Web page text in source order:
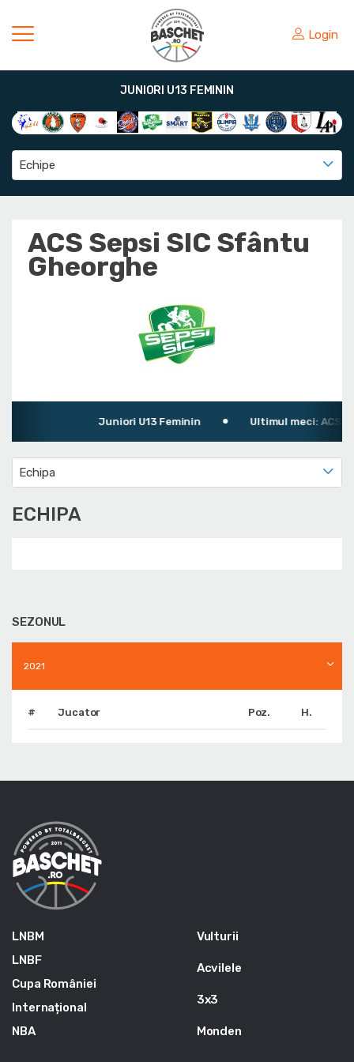
Login
JUNIORI U13 FEMININ
Echipe
ACS Sepsi SIC Sfântu
Gheorghe
Juniori U13 Feminin Ultimul meci: ACS
Echipa
ECHIPA
SEZONUL
2021
# Jucator Poz. H.
LNBM
LNBF
Cupa României
Internațional
NBA
Vulturii
Acvilele
3x3
Monden